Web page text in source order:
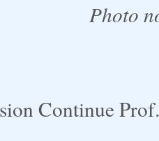
Photo
Continue